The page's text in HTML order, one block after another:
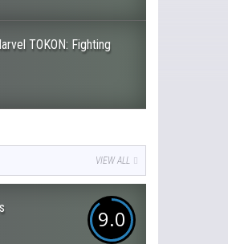
TOKON: Fighting
VIEW ALL
9.0